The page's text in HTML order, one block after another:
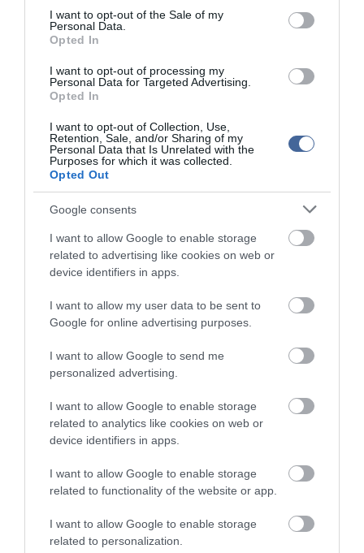
consent section.
I want to opt-out of the Sale of my
Personal Data.
Opted In
I want to opt-out of processing my
Personal Data for Targeted Advertising.
Opted In
I want to opt-out of Collection, Use,
Retention, Sale, and/or Sharing of my
Personal Data that Is Unrelated with the
Purposes for which it was collected.
Opted Out
Google consents
I want to allow Google to enable storage
related to advertising like cookies on web or
device identifiers in apps.
I want to allow my user data to be sent to
Google for online advertising purposes.
I want to allow Google to send me
personalized advertising.
I want to allow Google to enable storage
related to analytics like cookies on web or
device identifiers in apps.
I want to allow Google to enable storage
related to functionality of the website or app.
I want to allow Google to enable storage
related to personalization.
Figyelem! A cikkhez hozzáfűzött hozzászólások nem a